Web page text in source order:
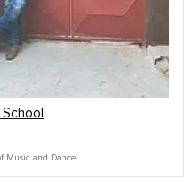
Music and Dance